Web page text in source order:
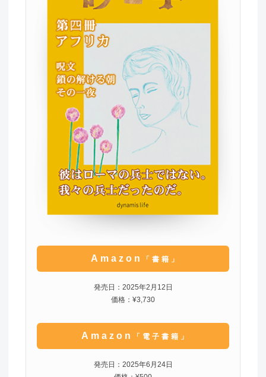
Amazon 「書籍」
発売日：2025年2月12日
価格：¥3,730
Amazon 「電子書籍」
発売日：2025年6月24日